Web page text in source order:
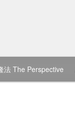
法 The Perspective